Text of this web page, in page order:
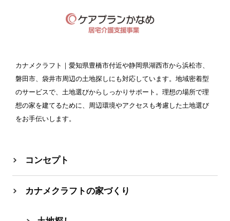
カナメクラフト ｜愛知県豊橋市付近や静岡県湖西市から浜松市、
磐田市、袋井市周辺の土地探しにも対応しています。地域密着型
のサービスで、土地選びからしっかりサポート。理想の場所で理
想の家を建てるために、周辺環境やアクセスも考慮した土地選び
をお手伝いします。
コンセプト
カナメクラフトの家づくり